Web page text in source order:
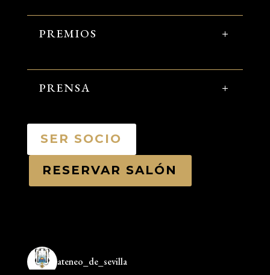
PREMIOS
PRENSA
SER SOCIO
RESERVAR SALÓN
ateneo_de_sevilla